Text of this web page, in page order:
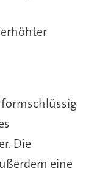
Die
eine